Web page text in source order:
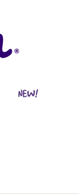
NEW!